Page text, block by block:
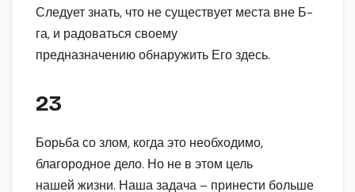
Следует знать, что не существует места вне Б-
га, и радоваться своему
предназначению обнаружить Его здесь.
23
Борьба со злом, когда это необходимо,
благородное дело. Но не в этом цель
нашей жизни. Наша задача – принести больше